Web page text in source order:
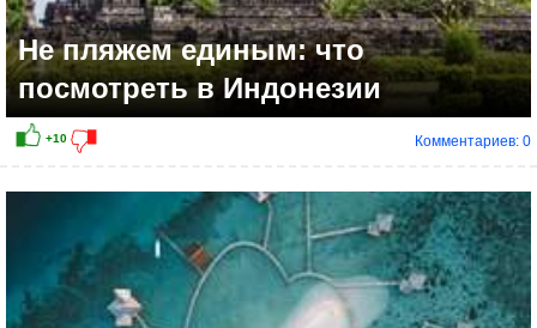
+9
Не пляжем единым: что
посмотреть в Индонезии
Комментариев: 0